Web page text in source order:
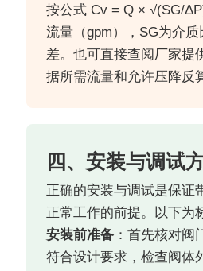
按公式 Cv = Q × √(SG/
流量（gpm），SG为介
差。也可直接查阅厂家提
据所需流量和允许压降反
四、安装与调试
正确的安装与调试是保证
正常工作的前提。以下为
安装前准备 ：首先核对阀
符合设计要求，检查阀体